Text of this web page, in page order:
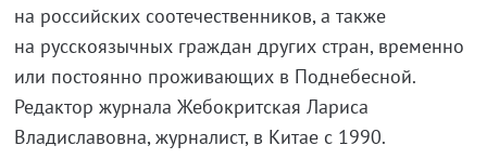
на российских соотечественников, а также
на русскоязычных граждан других стран, временно
или постоянно проживающих в Поднебесной.
Редактор журнала Жебокритская Лариса
Владиславовна, журналист, в Китае с 1990.